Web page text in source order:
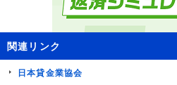
関連リンク
日本貸金業協会